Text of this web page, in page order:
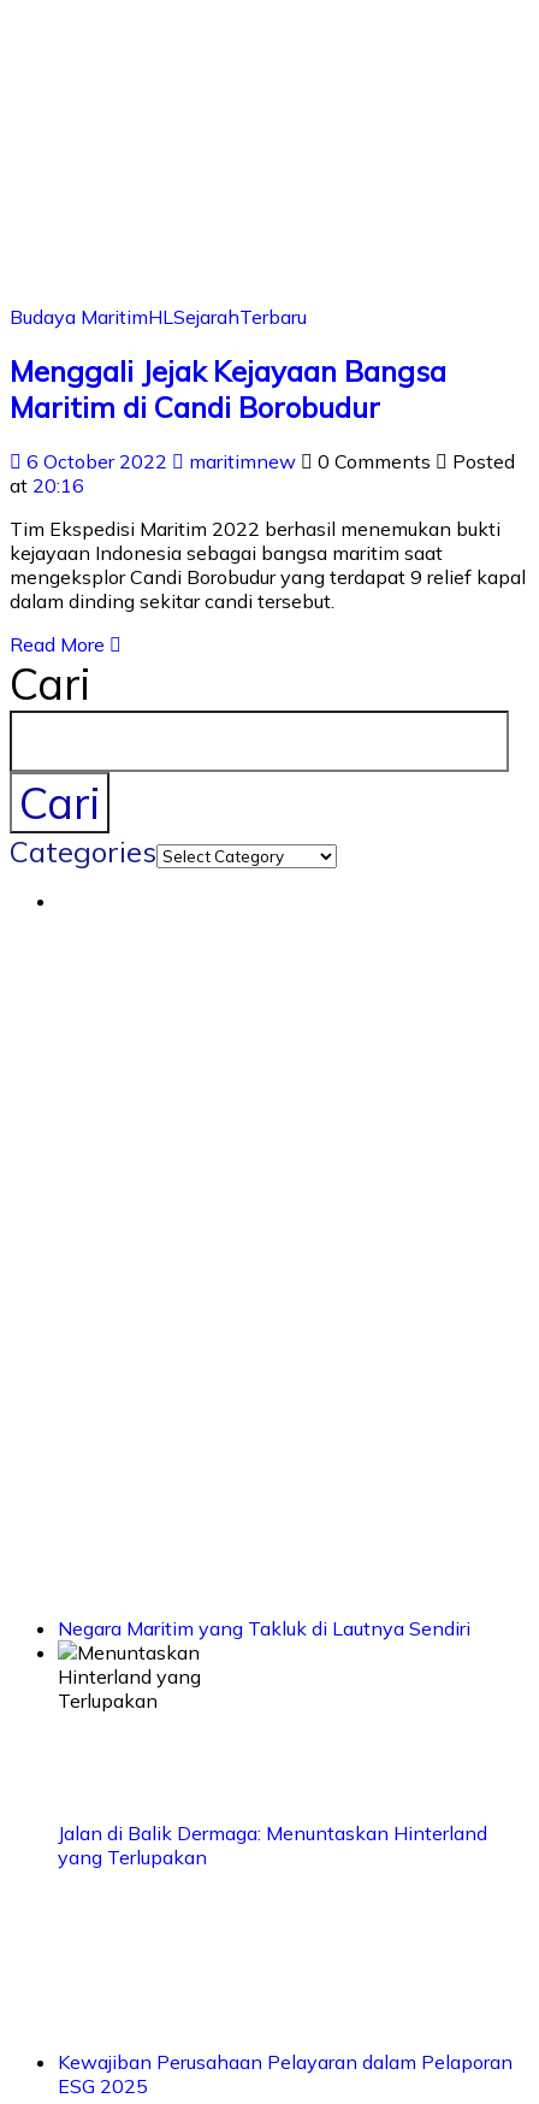
Budaya MaritimHL SejarahTerbaru
Menggali Jejak Kejayaan Bangsa
Maritim di Candi Borobudur
6 October 2022 maritimnew 0 Comments
Posted
at 20:16
Tim Ekspedisi Maritim 2022 berhasil menemukan bukti
kejayaan Indonesia sebagai bangsa maritim saat
mengeksplor Candi Borobudur yang terdapat 9 relief kapal
dalam dinding sekitar candi tersebut.
Read More
Cari
Cari
Categories
Negara Maritim yang Takluk di Lautnya Sendiri
Jalan di Balik Dermaga: Menuntaskan Hinterland
yang Terlupakan
Kewajiban Perusahaan Pelayaran dalam Pelaporan
ESG 2025